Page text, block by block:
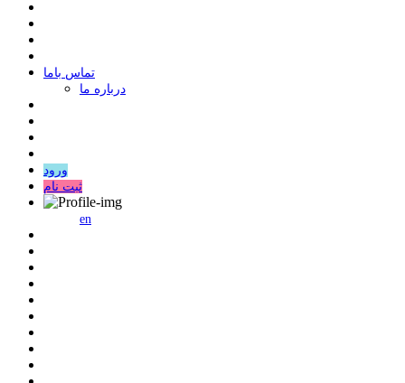
ﺗﻤﺎﺱ ﺑﺎﻣﺎ
درباره ما
ورود
ثبت نام
en